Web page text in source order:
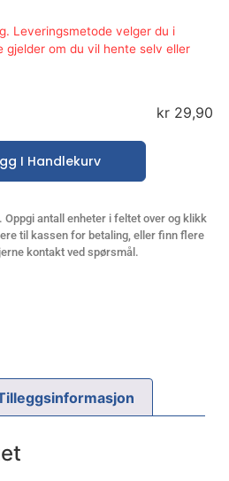
Leveringsmetode velger du i
gjelder om du vil hente selv eller
kr 29,90
I Handlekurv
Oppgi antall enheter i feltet over og klikk
til kassen for betaling, eller finn flere
kontakt ved spørsmål.